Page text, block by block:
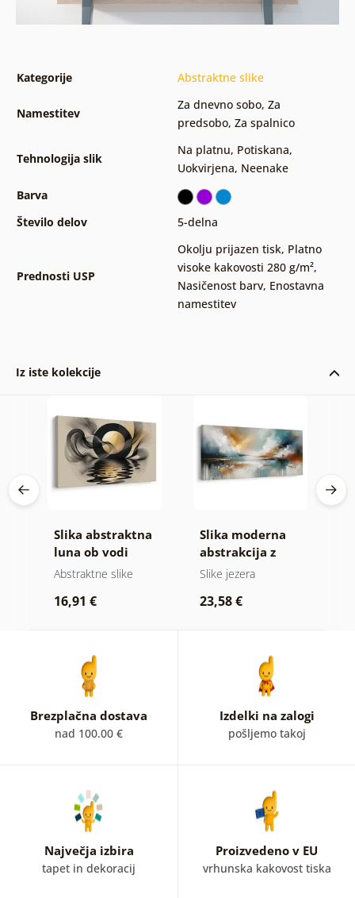
Kategorije Abstraktne slike
Namestitev
Za dnevno sobo, Za
predsobo, Za spalnico
Tehnologija slik
Na platnu, Potiskana,
Uokvirjena, Neenake
Barva
Število delov
5-delna
Prednosti USP
Okolju prijazen tisk, Platno
visoke kakovosti 280 g/m²,
Nasičenost barv, Enostavna
namestitev
Iz iste kolekcije
Slika abstraktna
luna ob vodi
Abstraktne slike
16,91 €
Slika moderna
abstrakcija z
naravo
Slike jezera
23,58 €
Brezplačna dostava
nad 100.00 €
Izdelki na zalogi
pošljemo takoj
Največja izbira
tapet in dekoracij
Proizvedeno v EU
vrhunska kakovost tiska